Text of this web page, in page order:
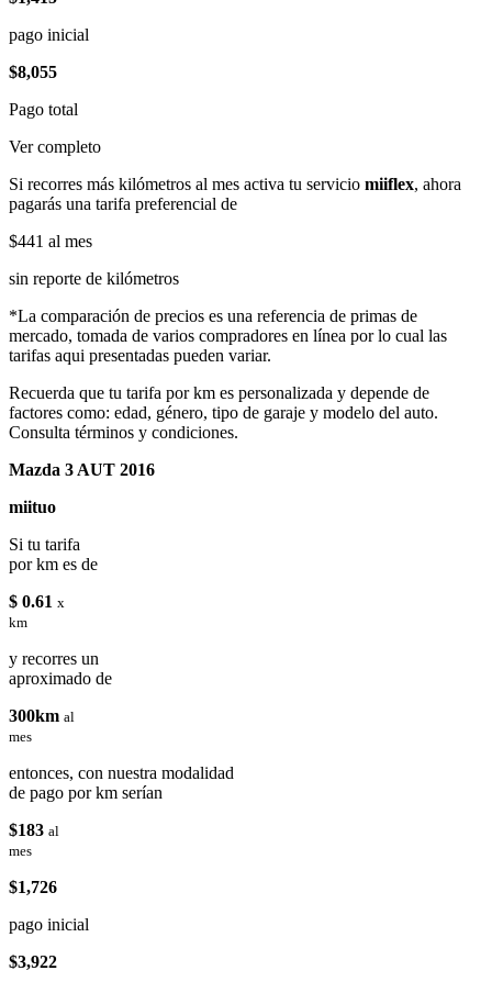
pago inicial
$8,055
Pago total
Ver completo
Si recorres más kilómetros al mes activa tu servicio miiflex, ahora
pagarás una tarifa preferencial de
$441 al mes
sin reporte de kilómetros
*La comparación de precios es una referencia de primas de
mercado, tomada de varios compradores en línea por lo cual las
tarifas aqui presentadas pueden variar.
Recuerda que tu tarifa por km es personalizada y depende de
factores como: edad, género, tipo de garaje y modelo del auto.
Consulta términos y condiciones.
Mazda 3 AUT 2016
miituo
Si tu tarifa
por km es de
$ 0.61 x
km
y recorres un
aproximado de
300km al
mes
entonces, con nuestra modalidad
de pago por km serían
$183 al
mes
$1,726
pago inicial
$3,922